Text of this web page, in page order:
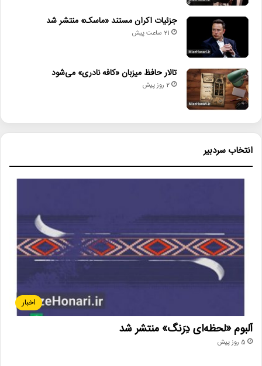
جزئیات اکران مستند «ماسک» منتشر شد
21 ساعت پیش
تالار حافظ میزبان «کافه نادری» می‌شود
2 روز پیش
انتخاب سردبیر
اخبار
آلبوم «لحظه‌ای دِرَنگ» منتشر شد
5 روز پیش